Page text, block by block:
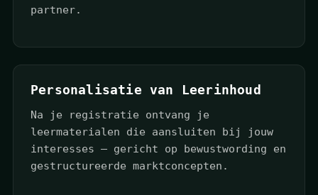
partner.
Personalisatie van Leerinhoud
Na je registratie ontvang je
leermaterialen die aansluiten bij jouw
interesses — gericht op bewustwording en
gestructureerde marktconcepten.